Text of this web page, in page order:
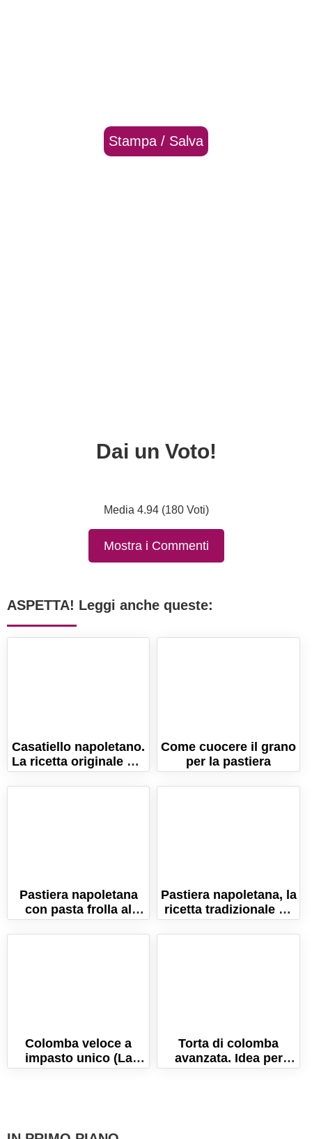
Stampa / Salva
Dai un Voto!
Media 4.94 (180 Voti)
Mostra i Commenti
ASPETTA! Leggi anche queste:
Casatiello napoletano.
La ricetta originale del
rustico di Pasqua!
Come cuocere il grano
per la pastiera
Pastiera napoletana
con pasta frolla al
cacao
Pastiera napoletana, la
ricetta tradizionale e i
segreti per farla
perfetta!
Colomba veloce a
impasto unico (La
ricetta per un lievitato
Torta di colomba
avanzata. Idea per
riciclare i dolci di